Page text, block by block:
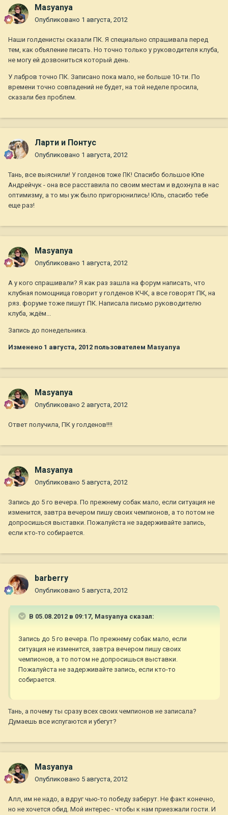
Masyanya
Опубликовано 1 августа, 2012
Наши голденисты сказали ПК. Я специально спрашивала перед
тем, как объяление писать. Но точно только у руководителя клуба,
не могу ей дозвониться который день.
У лабров точно ПК. Записано пока мало, не больше 10-ти. По
времени точно совпадений не будет, на той неделе просила,
сказали без проблем.
Ларти и Понтус
Опубликовано 1 августа, 2012
Тань, все выяснили! У голденов тоже ПК! Спасибо большое Юпе
Андрейчук - она все расставила по своим местам и вдохнула в нас
оптимизму, а то мы уж было пригорюнились! Юль, спасибо тебе
еще раз!
Masyanya
Опубликовано 1 августа, 2012
А у кого спрашивали? Я как раз зашла на форум написать, что
клубная помощница говорит у голденов КЧК, а все говорят ПК, на
ряз. форуме тоже пишут ПК. Написала письмо руководителю
клуба, ждём...
Запись до понедельника.
Изменено 1 августа, 2012 пользователем Masyanya
Masyanya
Опубликовано 2 августа, 2012
Ответ получила, ПК у голденов!!!!
Masyanya
Опубликовано 5 августа, 2012
Запись до 5 го вечера. По прежнему собак мало, если ситуация не
изменится, завтра вечером пишу своих чемпионов, а то потом не
допросишься выставки. Пожалуйста не задерживайте запись,
если кто-то собирается.
barberry
Опубликовано 5 августа, 2012
В 05.08.2012 в 09:17, Masyanya сказал:
Запись до 5 го вечера. По прежнему собак мало, если
ситуация не изменится, завтра вечером пишу своих
чемпионов, а то потом не допросишься выставки.
Пожалуйста не задерживайте запись, если кто-то
собирается.
Тань, а почему ты сразу всех своих чемпионов не записала?
Думаешь все испугаются и убегут?
Masyanya
Опубликовано 5 августа, 2012
Алл, им не надо, а вдруг чью-то победу заберут. Не факт конечно,
но не хочется обид. Мой интерес - чтобы к нам приезжали гости. И